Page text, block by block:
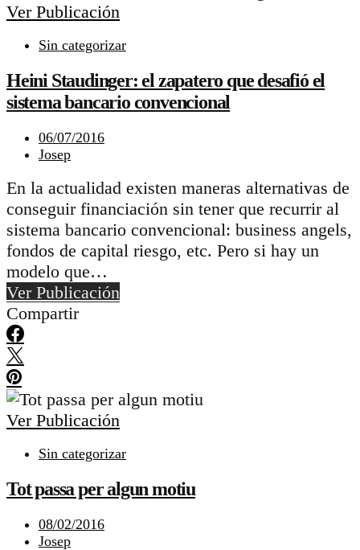
Ver Publicación
Sin categorizar
Heini Staudinger: el zapatero que desafió el
sistema bancario convencional
06/07/2016
Josep
En la actualidad existen maneras alternativas de
conseguir financiación sin tener que recurrir al
sistema bancario convencional: business angels,
fondos de capital riesgo, etc. Pero si hay un
modelo que…
Ver Publicación
Compartir
Ver Publicación
Sin categorizar
Tot passa per algun motiu
08/02/2016
Josep